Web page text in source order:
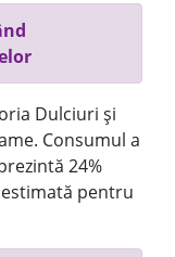
Dulciuri și
Consumul a
24%
pentru